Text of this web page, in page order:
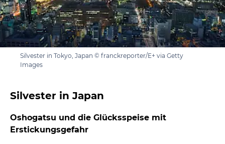
Silvester in Tokyo, Japan © franckreporter/E+ via Getty
Images
Silvester in Japan
Oshogatsu und die Glücksspeise mit
Erstickungsgefahr